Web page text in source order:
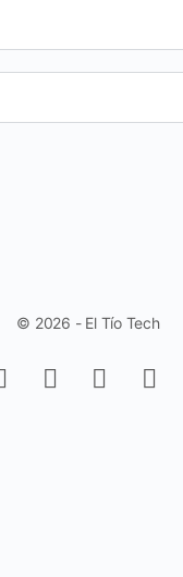
© 2026 - El Tío Tech